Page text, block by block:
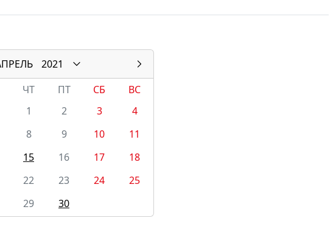
2021
ЧТ ПТ СБ
ВС
1
2 3
4
8 9 10
11
15 16 17
18
22 23 24
25
29 30